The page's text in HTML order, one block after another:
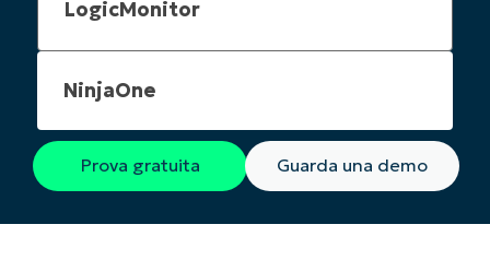
NinjaOne
Prova gratuita Guarda una demo